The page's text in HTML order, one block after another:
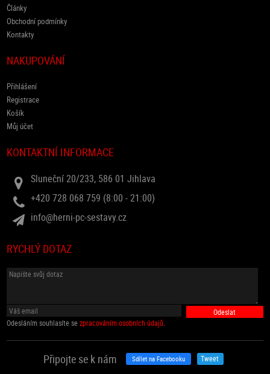
Články
Obchodní podmínky
Kontakty
NAKUPOVÁNÍ
Přihlášení
Registrace
Košík
Můj účet
KONTAKTNÍ INFORMACE
Sluneční 20/233, 586 01 Jihlava
+420 728 068 759 (8:00 - 21:00)
info@herni-pc-sestavy.cz
RYCHLÝ DOTAZ
Odesláním souhlasíte sezpracováním osobních údajů.
Připojte se k nám Sdílet na Facebooku Tweet